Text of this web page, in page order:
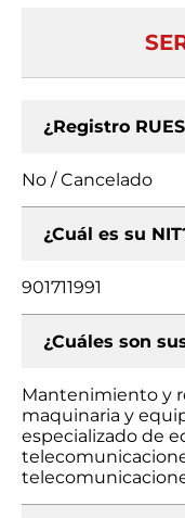
¿Registro
No / Cancelado
¿Cuál es su
901711991
¿Cuáles son
Mantenimiento y
maquinaria y
especializado de